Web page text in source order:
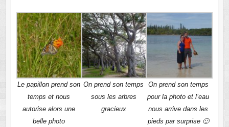
Le papillon prend son
temps et nous
autorise alors une
belle photo
On prend son temps
sous les arbres
gracieux
On prend son temps
pour la photo et l’eau
nous arrive dans les
pieds par surprise 🙂